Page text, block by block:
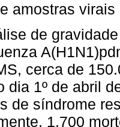
amostras
de
cerca de
dia 1º de abril
de síndrome
1.700